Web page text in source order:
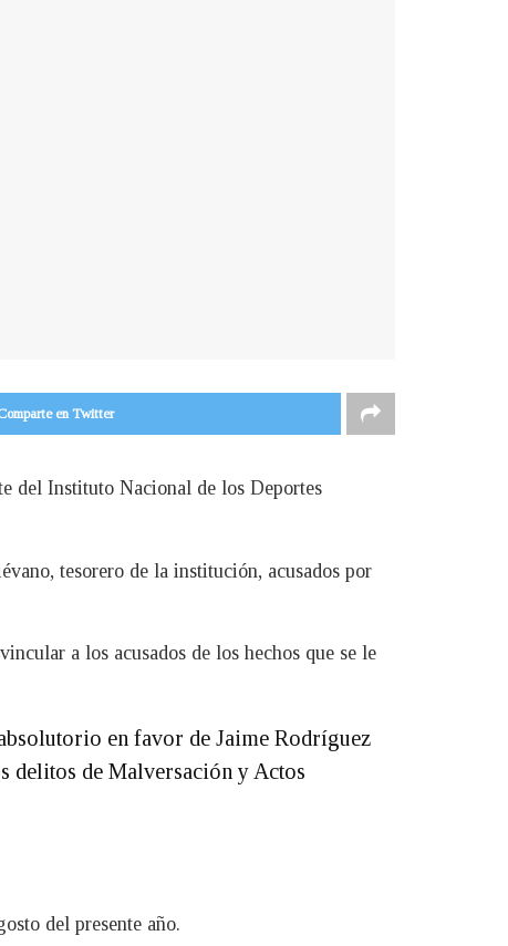
en Twitter
del Instituto Nacional de los Deportes
tesorero de la institución, acusados por
a los acusados de los hechos que se le
en favor de Jaime Rodríguez
delitos de Malversación y Actos
del presente año.